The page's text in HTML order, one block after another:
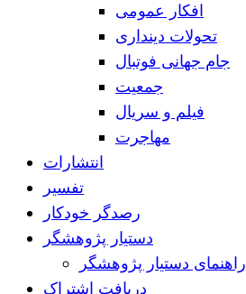
افکار عمومی
تحولات دینداری
جام جهانی فوتبال
جمعیت
فیلم و سریال
مهاجرت
انتشارات
تفسیر
رصدگر خودکار
دستیار پژوهشگر
راهنمای دستیار پژوهشگر
دریافت اشتراک